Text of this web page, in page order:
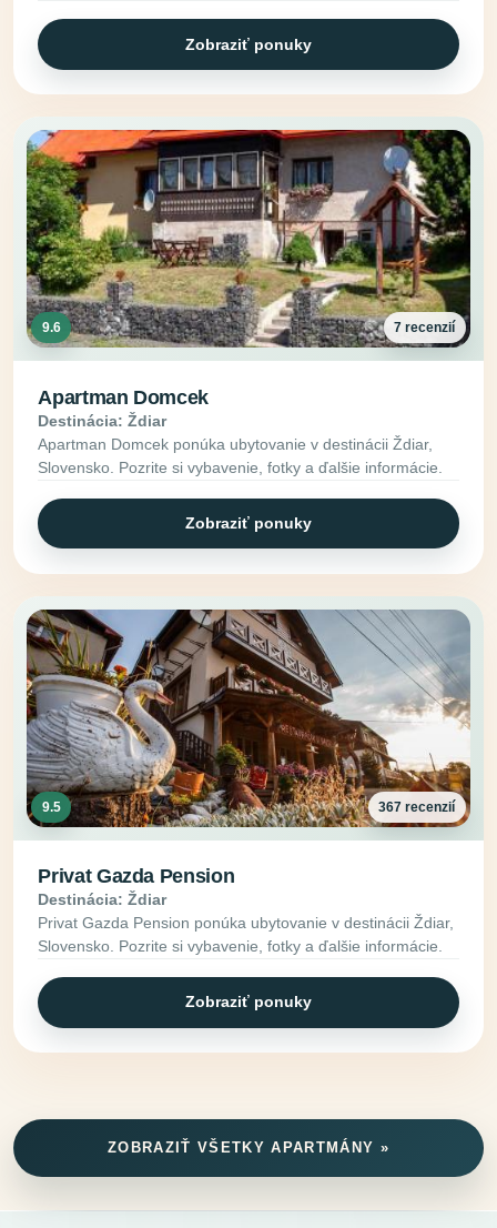
Zobraziť ponuky
9.6 7 recenzií
Apartman Domcek
Destinácia: Ždiar
Apartman Domcek ponúka ubytovanie v destinácii Ždiar,
Slovensko. Pozrite si vybavenie, fotky a ďalšie informácie.
Zobraziť ponuky
9.5 367 recenzií
Privat Gazda Pension
Destinácia: Ždiar
Privat Gazda Pension ponúka ubytovanie v destinácii Ždiar,
Slovensko. Pozrite si vybavenie, fotky a ďalšie informácie.
Zobraziť ponuky
ZOBRAZIŤ VŠETKY APARTMÁNY »